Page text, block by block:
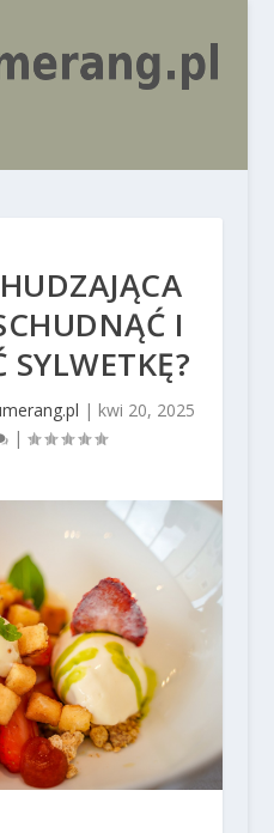
I
| kwi 20, 2025
|